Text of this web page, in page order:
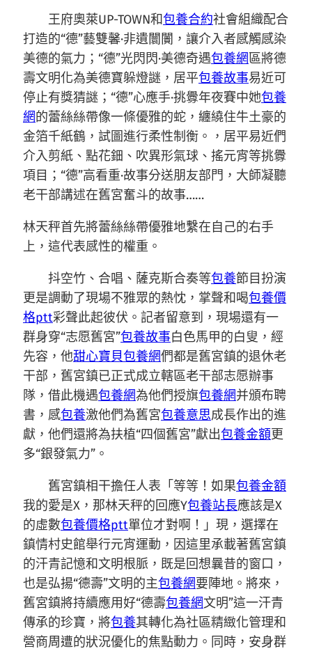
王府奧萊UP-TOWN和包養合約社會組織配合
打造的“德”藝雙馨·非遺闤闠，讓介入者感觸感染
美德的氣力；“德”光閃閃·美德奇遇包養網區將德
壽文明化為美德寶躲燈謎，居平包養故事易近可
停止有獎猜謎；“德”心應手·挑釁年夜賽中她包養
網的蕾絲絲帶像一條優雅的蛇，纏繞住牛土豪的
金箔千紙鶴，試圖進行柔性制衡。，居平易近們
介入剪紙、點花鈿、吹異形氣球、搖元宵等挑釁
項目；“德”高看重·故事分送朋友部門，大師凝聽
老干部講述在舊宮奮斗的故事……
林天秤首先將蕾絲絲帶優雅地繫在自己的右手
上，這代表感性的權重。
抖空竹、合唱、薩克斯合奏等包養節目扮演
更是調動了現場不雅眾的熱忱，掌聲和喝包養價
格ptt彩聲此起彼伏。記者留意到，現場還有一
群身穿“志愿舊宮”包養故事白色馬甲的白叟，經
先容，他甜心寶貝包養網們都是舊宮鎮的退休老
干部，舊宮鎮已正式成立轄區老干部志愿辦事
隊，借此機遇包養網為他們授旗包養網并頒布聘
書，感包養激他們為舊宮包養意思成長作出的進
獻，他們還將為扶植“四個舊宮”獻出包養金額更
多“銀發氣力”。
舊宮鎮相干擔任人表「等等！如果包養金額
我的愛是X，那林天秤的回應Y包養站長應該是X
的虛數包養價格ptt單位才對啊！」現，選擇在
鎮情村史館舉行元宵運動，因這里承載著舊宮鎮
的汗青記憶和文明根脈，既是回想曩昔的窗口，
也是弘揚“德壽”文明的主包養網要陣地。將來，
舊宮鎮將持續應用好“德壽包養網文明”這一汗青
傳承的珍寶，將包養其轉化為社區精緻化管理和
營商周遭的狀況優化的焦點動力。同時，安身群